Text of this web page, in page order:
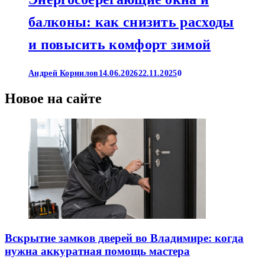
балконы: как снизить расходы
и повысить комфорт зимой
Андрей Корнилов 14.06.202622.11.20250
Новое на сайте
Вскрытие замков дверей во Владимире: когда
нужна аккуратная помощь мастера